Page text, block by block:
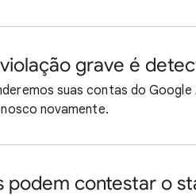
grave é
suas contas do Google
novamente.
podem contestar o